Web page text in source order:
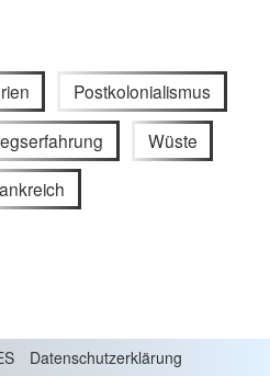
Postkolonialismus
Wüste
Datenschutzerklärung